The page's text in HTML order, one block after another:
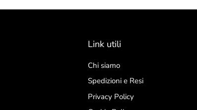
Link utili
Chi siamo
Spedizioni e Resi
Privacy Policy